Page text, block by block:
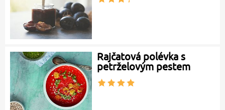
Rajčatová polévka s
petrželovým pestem